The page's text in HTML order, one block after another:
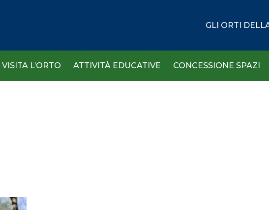
GLI ORTI
VISITA L’ORTO ATTIVITÀ EDUCATIVE CONCESSIONE SPAZI